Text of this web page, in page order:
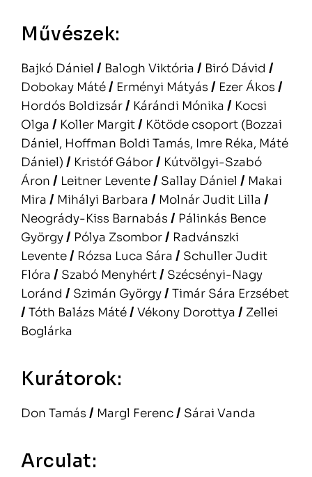
Művészek:
Bajkó Dániel / Balogh Viktória / Biró Dávid /
Dobokay Máté/ Erményi Mátyás / Ezer Ákos /
Hordós Boldizsár/ Kárándi Mónika / Kocsi
Olga / Koller Margit/ Kötöde csoport (Bozzai
Dániel, Hoffman Boldi Tamás, Imre Réka, Máté
Dániel) / Kristóf Gábor/ Kútvölgyi-Szabó
Áron / Leitner Levente/ Sallay Dániel / Makai
Mira / Mihályi Barbara / Molnár Judit Lilla /
Neogrády-Kiss Barnabás / Pálinkás Bence
György/ Pólya Zsombor/ Radvánszki
Levente/ Rózsa Luca Sára / Schuller Judit
Flóra / Szabó Menyhért/ Szécsényi-Nagy
Loránd / Szimán György/Timár Sára Erzsébet
/Tóth Balázs Máté/Vékony Dorottya / Zellei
Boglárka
Kurátorok:
Don Tamás / Margl Ferenc/ Sárai Vanda
Arculat: